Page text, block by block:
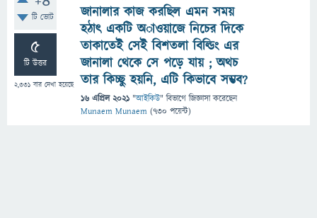
টি ভোট
5
টি উত্তর
2,331 বার দেখা হয়েছে
জানালার কাজ করছিল এমন সময়
হঠাৎ একটি অাওয়াজে নিচের দিকে
তাকাতেই সেই বিশতলা বিল্ডিং এর
জানালা থেকে সে পড়ে যায় ; অথচ
তার কিচ্ছু হয়নি, এটি কিভাবে সম্ভব?
16 এপ্রিল 2021 "আইকিউ" বিভাগে জিজ্ঞাসাকরেছেন
Munaem Munaem (730 পয়েন্ট)